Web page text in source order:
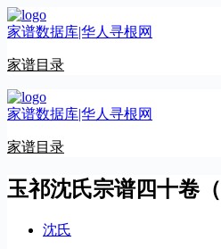
跳
至
容
家谱数据库|华人寻根网
家谱目录
家谱数据库|华人寻根网
家谱目录
玉祁沈氏宗谱四十卷
沈氏